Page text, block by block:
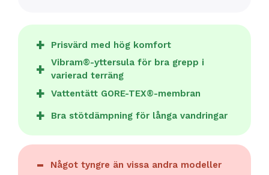
Prisvärd med hög komfort
Vibram®-yttersula för bra grepp i
varierad terräng
Vattentätt GORE-TEX®-membran
Bra stötdämpning för långa vandringar
Något tyngre än vissa andra modeller